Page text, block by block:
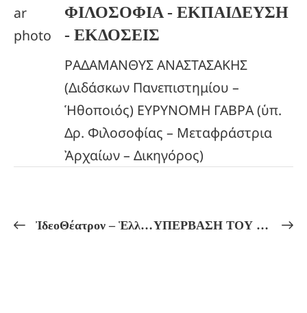
ΦΙΛΟΣΟΦΙΑ - ΕΚΠΑΙΔΕΥΣΗ
- ΕΚΔΟΣΕΙΣ
ΡΑΔΑΜΑΝΘΥΣ ΑΝΑΣΤΑΣΑΚΗΣ
(Διδάσκων Πανεπιστημίου –
Ἡθοποιός) ΕΥΡΥΝΟΜΗ ΓΑΒΡΑ (ὑπ.
Δρ. Φιλοσοφίας – Μεταφράστρια
Ἀρχαίων – Δικηγόρος)
ἸδεοΘέατρον – Ἑλληνικόν Πνεῦμα Πρόγραμμα Μαθημάτων ἀπό 02/03 ἔως 07/03 ΥΠΕΡΒΑΣΗ ΤΟΥ ΝΟΥ ΚΑΙ ΚΟΣΜΙΚΗ ΜΝΗΜΗ!